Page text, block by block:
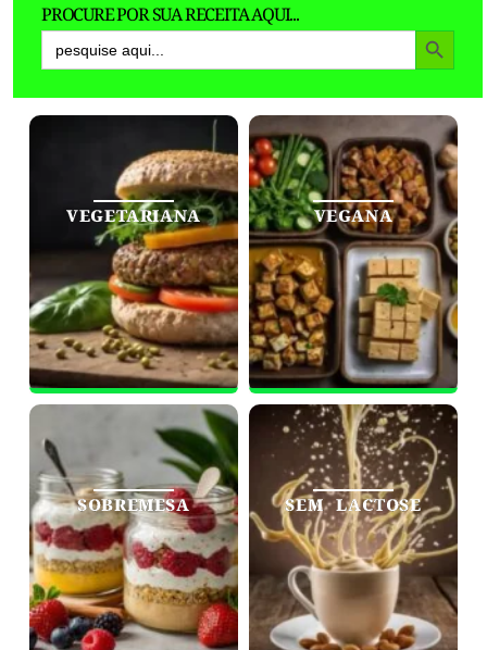
PROCURE POR SUA RECEITA AQUI...
Search
for:
Search Button
VEGETARIANA VEGANA
SOBREMESA SEM LACTOSE